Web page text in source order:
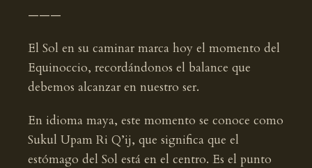
———
El Sol en su caminar marca hoy el momento del
Equinoccio, recordándonos el balance que
debemos alcanzar en nuestro ser.
En idioma maya, este momento se conoce como
Sukul Upam Ri Q’ij, que significa que el
estómago del Sol está en el centro. Es el punto